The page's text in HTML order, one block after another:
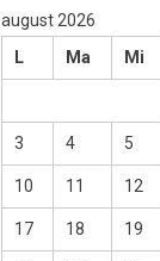
august 2026
L
Ma Mi
3 4 5
10 11 12
17 18 19